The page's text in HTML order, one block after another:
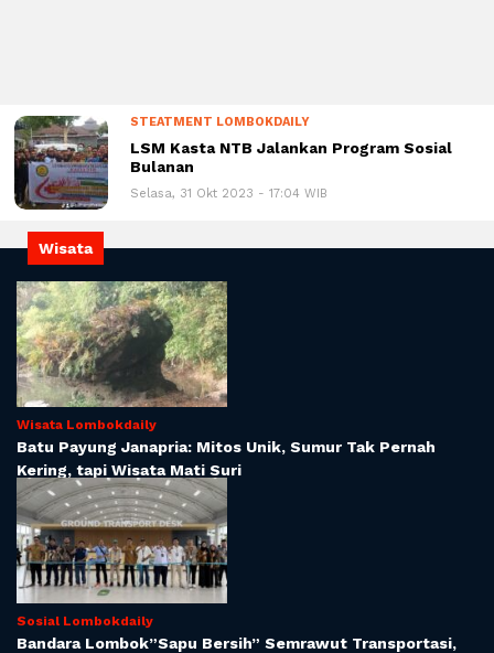
STEATMENT LOMBOKDAILY
LSM Kasta NTB Jalankan Program Sosial
Bulanan
Selasa, 31 Okt 2023 - 17:04 WIB
Wisata
Wisata Lombokdaily
Batu Payung Janapria: Mitos Unik, Sumur Tak Pernah
Kering, tapi Wisata Mati Suri
Sosial Lombokdaily
Bandara Lombok”Sapu Bersih” Semrawut Transportasi,